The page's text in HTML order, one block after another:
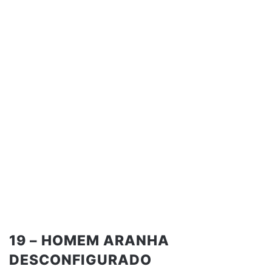
19 – HOMEM ARANHA
DESCONFIGURADO